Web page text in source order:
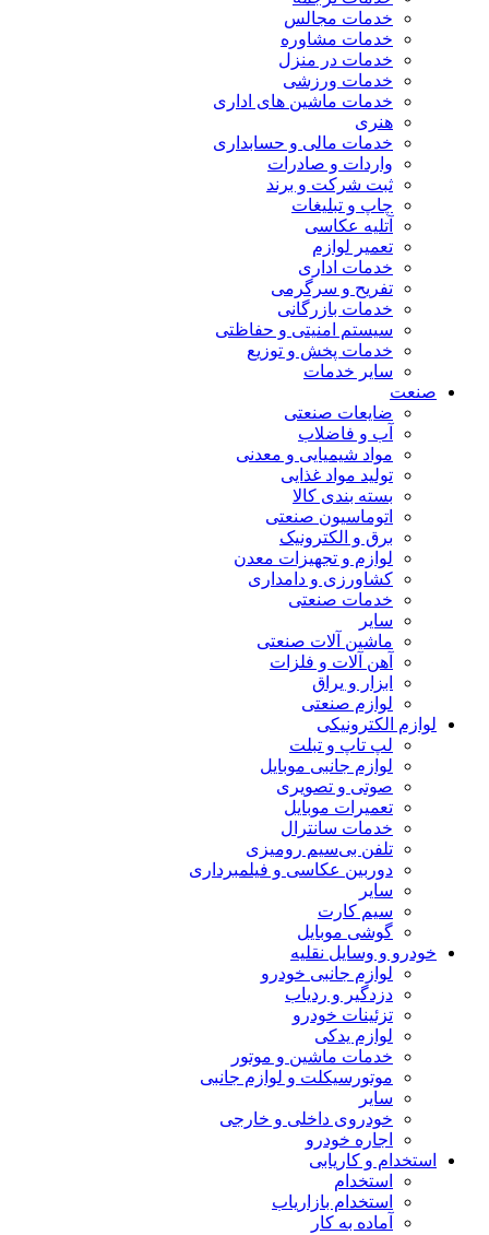
خدمات مجالس
خدمات مشاوره
خدمات در منزل
خدمات ورزشی
خدمات ماشین های اداری
هنری
خدمات مالی و حسابداری
واردات و صادرات
ثبت شرکت و برند
چاپ و تبلیغات
آتلیه عکاسی
تعمیر لوازم
خدمات اداری
تفریح و سرگرمی
خدمات بازرگانی
سیستم امنیتی و حفاظتی
خدمات پخش و توزیع
سایر خدمات
صنعت
ضایعات صنعتی
آب و فاضلاب
مواد شیمیایی و معدنی
تولید مواد غذایی
بسته بندی کالا
اتوماسیون صنعتی
برق و الکترونیک
لوازم و تجهیزات معدن
کشاورزی و دامداری
خدمات صنعتی
سایر
ماشین آلات صنعتی
آهن آلات و فلزات
ابزار و یراق
لوازم صنعتی
لوازم الکترونیکی
لپ تاپ و تبلت
لوازم جانبی موبایل
صوتی و تصویری
تعمیرات موبایل
خدمات سانترال
تلفن بی‌سیم رومیزی
دوربین عکاسی و فیلمبرداری
سایر
سیم کارت
گوشی موبایل
خودرو و وسایل نقلیه
لوازم جانبی خودرو
دزدگیر و ردیاب
تزئینات خودرو
لوازم یدکی
خدمات ماشین و موتور
موتورسیکلت و لوازم جانبی
سایر
خودروی داخلی و خارجی
اجاره خودرو
استخدام و کاریابی
استخدام
استخدام بازاریاب
آماده به کار